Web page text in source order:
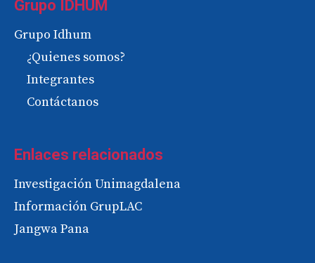
Grupo IDHUM
Grupo Idhum
¿Quienes somos?
Integrantes
Contáctanos
Enlaces relacionados
Investigación Unimagdalena
Información GrupLAC
Jangwa Pana